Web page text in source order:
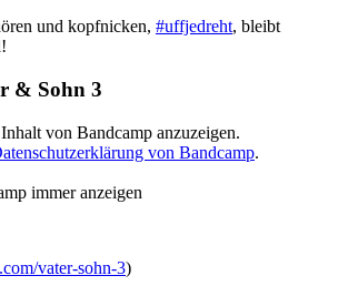
und kopfnicken, #uffjedreht, bleibt
& Sohn 3
von Bandcamp anzuzeigen.
von Bandcamp.
immer anzeigen
vater-sohn-3)